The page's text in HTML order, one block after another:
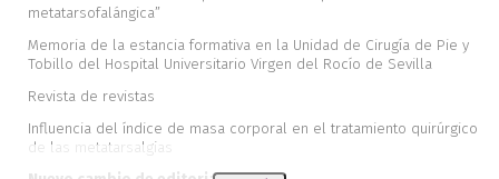
metatarsofalángica”
Memoria de la estancia formativa en la Unidad de Cirugía de Pie y
Tobillo del Hospital Universitario Virgen del Rocío de Sevilla
Revista de revistas
Influencia del índice de masa corporal en el tratamiento quirúrgico
de las metatarsalgias